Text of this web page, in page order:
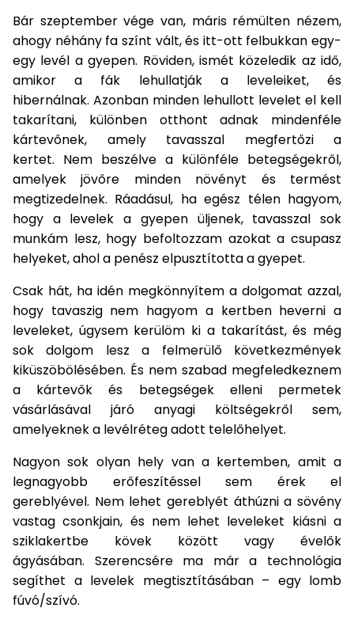
Rönkaprító,
rönkhasító
Ágaprító
Grillek
Lombfúvó-
szívó
Szállítókocsi
és
tartozékok
Szórókocsi,
kézi szóró
Öntözéstechnika
Szivattyú
Magasnyomású
mosó
Seprőgép
Hómaró
Hólapát
Lapvibrátorok,
szállítóeszközök
Mérőeszközök
Mérőműszerek
Munkaasztalok
Porszívók
Úttakarító
gépek
Ventillátorok,
légkondícionálók
Kiegészítők
Infraszaunák
Bár szeptember vége van, máris rémülten nézem,
ahogy néhány fa színt vált, és itt-ott felbukkan egy-
egy levél a gyepen. Röviden, ismét közeledik az idő,
amikor a fák lehullatják a leveleiket, és
hibernálnak. Azonban minden lehullott levelet el kell
takarítani, különben otthont adnak mindenféle
kártevőnek, amely tavasszal megfertőzi a
kertet. Nem beszélve a különféle betegségekről,
amelyek jövőre minden növényt és termést
megtizedelnek. Ráadásul, ha egész télen hagyom,
hogy a levelek a gyepen üljenek, tavasszal sok
munkám lesz, hogy befoltozzam azokat a csupasz
helyeket, ahol a penész elpusztította a gyepet.
Csak hát, ha idén megkönnyítem a dolgomat azzal,
hogy tavaszig nem hagyom a kertben heverni a
leveleket, úgysem kerülöm ki a takarítást, és még
sok dolgom lesz a felmerülő következmények
kiküszöbölésében. És nem szabad megfeledkeznem
a kártevők és betegségek elleni permetek
vásárlásával járó anyagi költségekről sem,
amelyeknek a levélréteg adott telelőhelyet.
Nagyon sok olyan hely van a kertemben, amit a
legnagyobb erőfeszítéssel sem érek el
gereblyével. Nem lehet gereblyét áthúzni a sövény
vastag csonkjain, és nem lehet leveleket kiásni a
sziklakertbe kövek között vagy évelők
ágyásában. Szerencsére ma már a technológia
segíthet a levelek megtisztításában – egy lomb
fúvó/szívó.